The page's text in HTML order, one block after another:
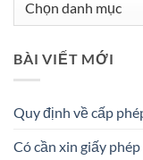
BÀI VIẾT MỚI
Quy định về cấp
Có cần xin giấy